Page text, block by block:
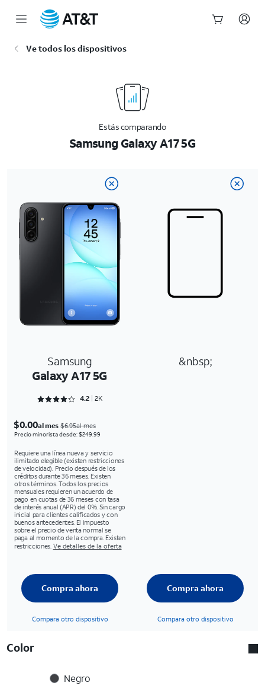
Ve todos los dispositivos
Estás comparando
Samsung Galaxy A17 5G
Samsung
Galaxy A17 5G
&nbsp;
Rated 4.2163 out of 5
4.2 2K
$0.00al mes$6.95al mes
Precio minorista desde: $249.99
Requiere una línea nueva y servicio
ilimitado elegible (existen restricciones
de velocidad). Precio después de los
créditos durante 36 meses. Existen
otros términos. Todos los precios
mensuales requieren un acuerdo de
pago en cuotas de 36 meses con tasa
de interés anual (APR) del 0%. Sin cargo
inicial para clientes calificados y con
buenos antecedentes. El impuesto
sobre el precio de venta normal se
paga al momento de la compra. Existen
restricciones. Ve detalles de la oferta
Compra ahora
Compara otro dispositivo
Compra ahora
Compara otro dispositivo
Color
Negro